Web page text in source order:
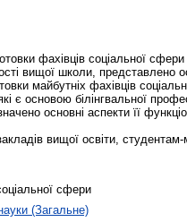
фахівців соціальної сфери
вищої школи,
майбутніх фахівців
є основою білінгвальної
основні аспекти її
вищої освіти, студентам-
сфери
(Загальне)